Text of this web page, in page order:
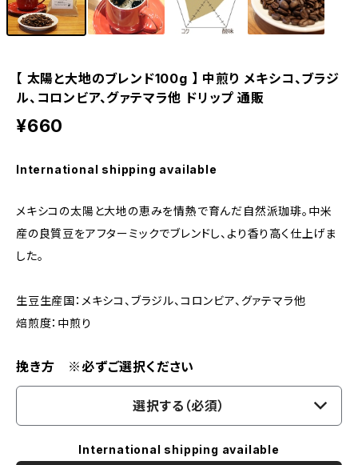
【 太陽と大地のブレンド100g 】 中煎り メキシコ、ブラジ
ル、コロンビア、グァテマラ他 ドリップ 通販
¥660
International shipping available
メキシコの太陽と大地の恵みを情熱で育んだ自然派珈琲。中米
産の良質豆をアフターミックでブレンドし、より香り高く仕上げま
した。
生豆生産国：メキシコ、ブラジル、コロンビア、グァテマラ他
焙煎度：中煎り
挽き方 ※必ずご選択ください
選択する（必須）
International shipping available